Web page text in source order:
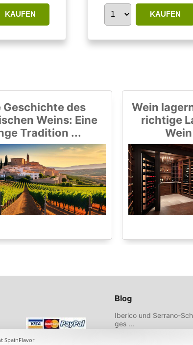
KAUFEN KAUFEN
Geschichte des
Weins: Eine
Tradition ...
Wein
richtige
Blog
Iberico und Serrano-
ges ...
Wählen Sie